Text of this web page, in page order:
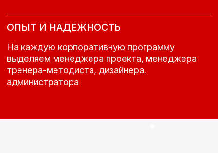
к трансформации через знания
+7